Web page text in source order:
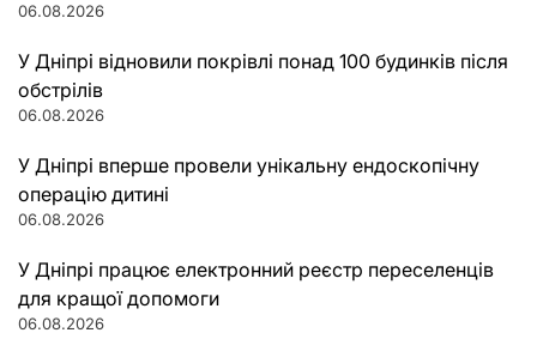
06.08.2026
У Дніпрі відновили покрівлі понад 100 будинків після
обстрілів
06.08.2026
У Дніпрі вперше провели унікальну ендоскопічну
операцію дитині
06.08.2026
У Дніпрі працює електронний реєстр переселенців
для кращої допомоги
06.08.2026